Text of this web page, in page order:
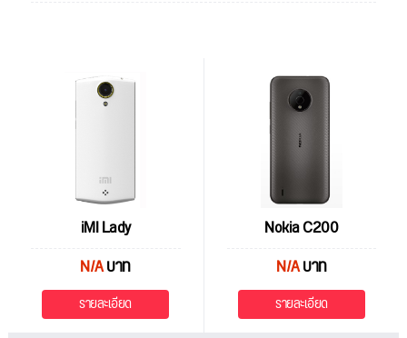
iMI Lady
N/Aบาท
รายละเอียด
Nokia C200
N/Aบาท
รายละเอียด